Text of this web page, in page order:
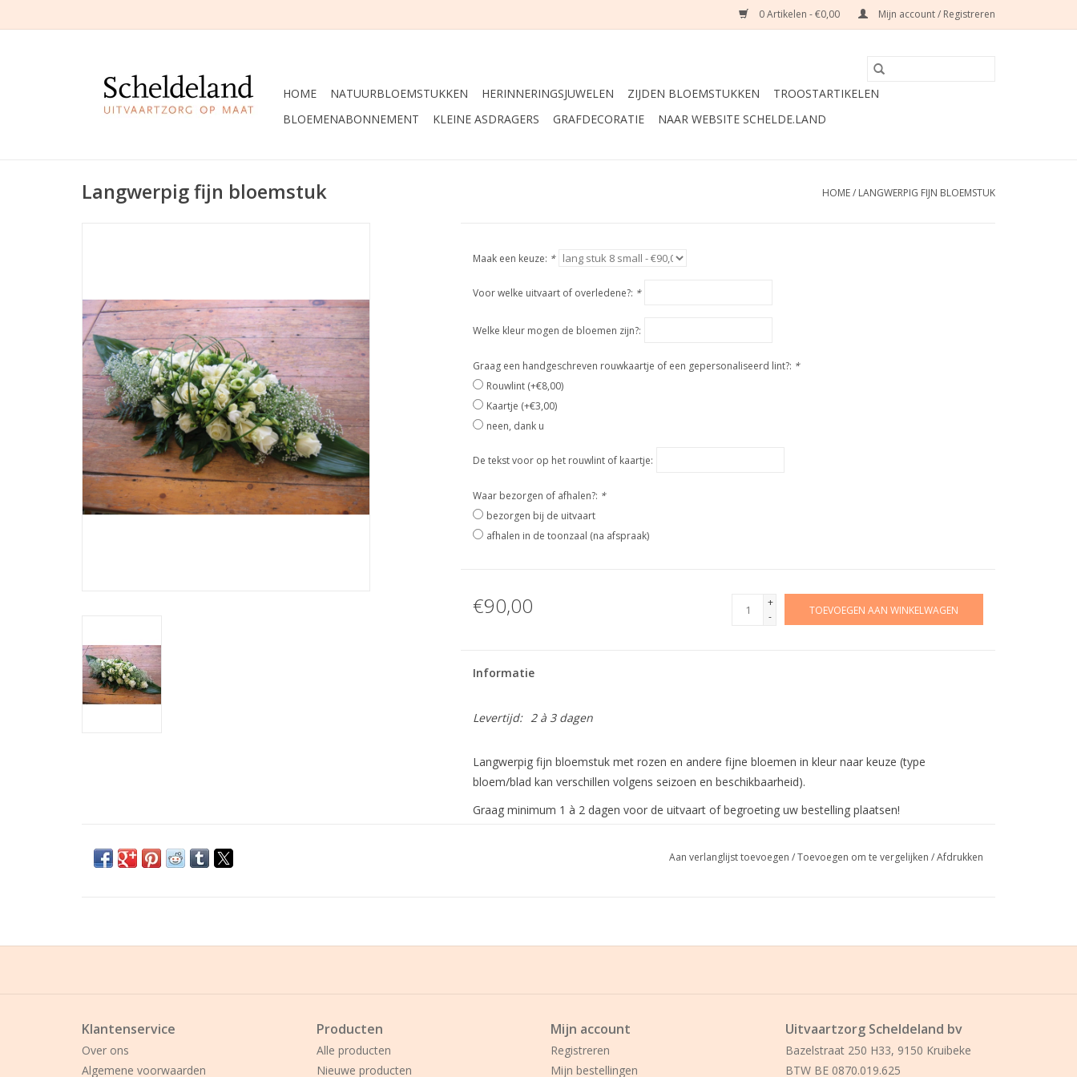
0 Artikelen - €0,00 Mijn account / Registreren
HOME NATUURBLOEMSTUKKEN HERINNERINGSJUWELEN ZIJDEN BLOEMSTUKKEN
TROOSTARTIKELEN
BLOEMENABONNEMENT
KLEINE ASDRAGERS GRAFDECORATIE NAAR WEBSITE SCHELDE.LAND
Langwerpig fijn bloemstuk HOME/ LANGWERPIG FIJN BLOEMSTUK
Maak een keuze: *
Voor welke uitvaart of overledene?: *
Welke kleur mogen de bloemen zijn?:
Graag een handgeschreven rouwkaartje of een gepersonaliseerd lint?: *
Rouwlint (+€8,00)
Kaartje (+€3,00)
neen, dank u
De tekst voor op het rouwlint of kaartje:
Waar bezorgen of afhalen?: *
bezorgen bij de uitvaart
afhalen in de toonzaal (na afspraak)
€90,00
+
-
TOEVOEGEN AAN WINKELWAGEN
Informatie
Levertijd: 2 à 3 dagen
Langwerpig fijn bloemstuk met rozen en andere fijne bloemen in kleur naar keuze (type
bloem/blad kan verschillen volgens seizoen en beschikbaarheid).
Graag minimum 1 à 2 dagen voor de uitvaart of begroeting uw bestelling plaatsen!
Aan verlanglijst toevoegen /Toevoegen om te vergelijken /Afdrukken
Klantenservice
Over ons
Algemene voorwaarden
Producten
Alle producten
Nieuwe producten
Mijn account
Registreren
Mijn bestellingen
Uitvaartzorg Scheldeland bv
Bazelstraat 250 H33, 9150 Kruibeke
BTW BE 0870.019.625